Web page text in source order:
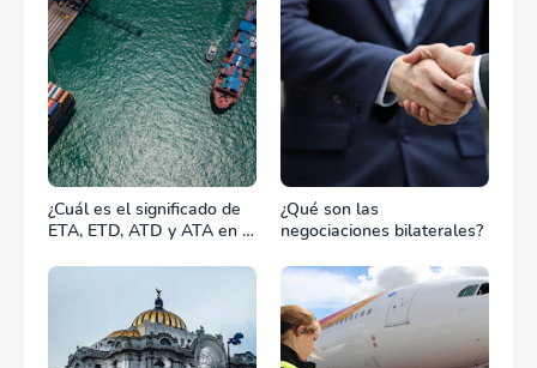
¿Cuál es el significado de
ETA, ETD, ATD y ATA en el
¿Qué son las
negociaciones bilaterales?